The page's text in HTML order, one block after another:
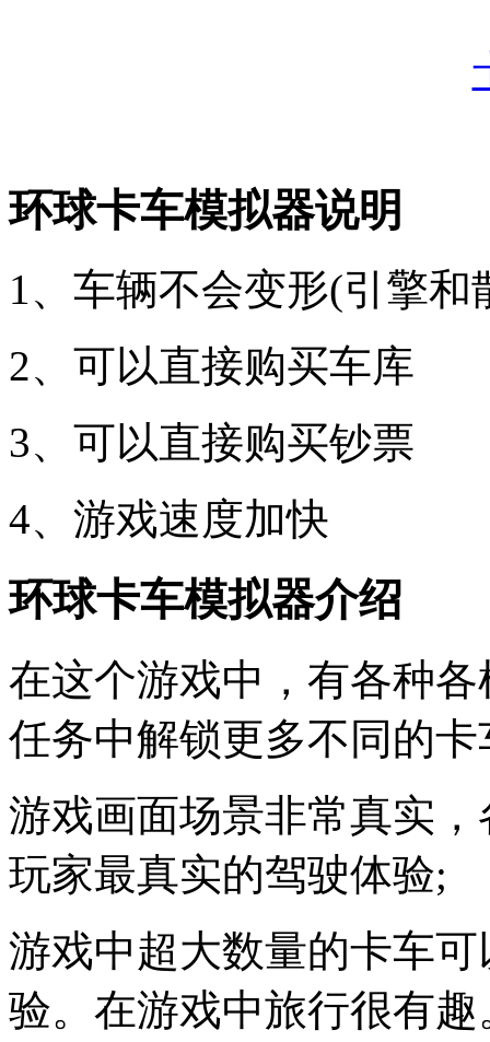
环球卡车模拟器说明
1、车辆不会变形(引擎和
2、可以直接购买车库
3、可以直接购买钞票
4、游戏速度加快
环球卡车模拟器介绍
在这个游戏中，有各种
任务中解锁更多不同的卡
游戏画面场景非常真实
玩家最真实的驾驶体验;
游戏中超大数量的卡车
验。在游戏中旅行很有趣